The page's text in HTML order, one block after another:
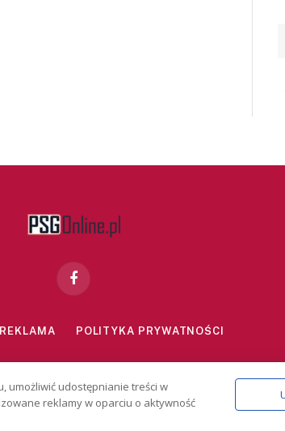
Facebook
REKLAMA POLITYKA PRYWATNOŚCI
umożliwić udostępnianie treści w
reklamy w oparciu o aktywność